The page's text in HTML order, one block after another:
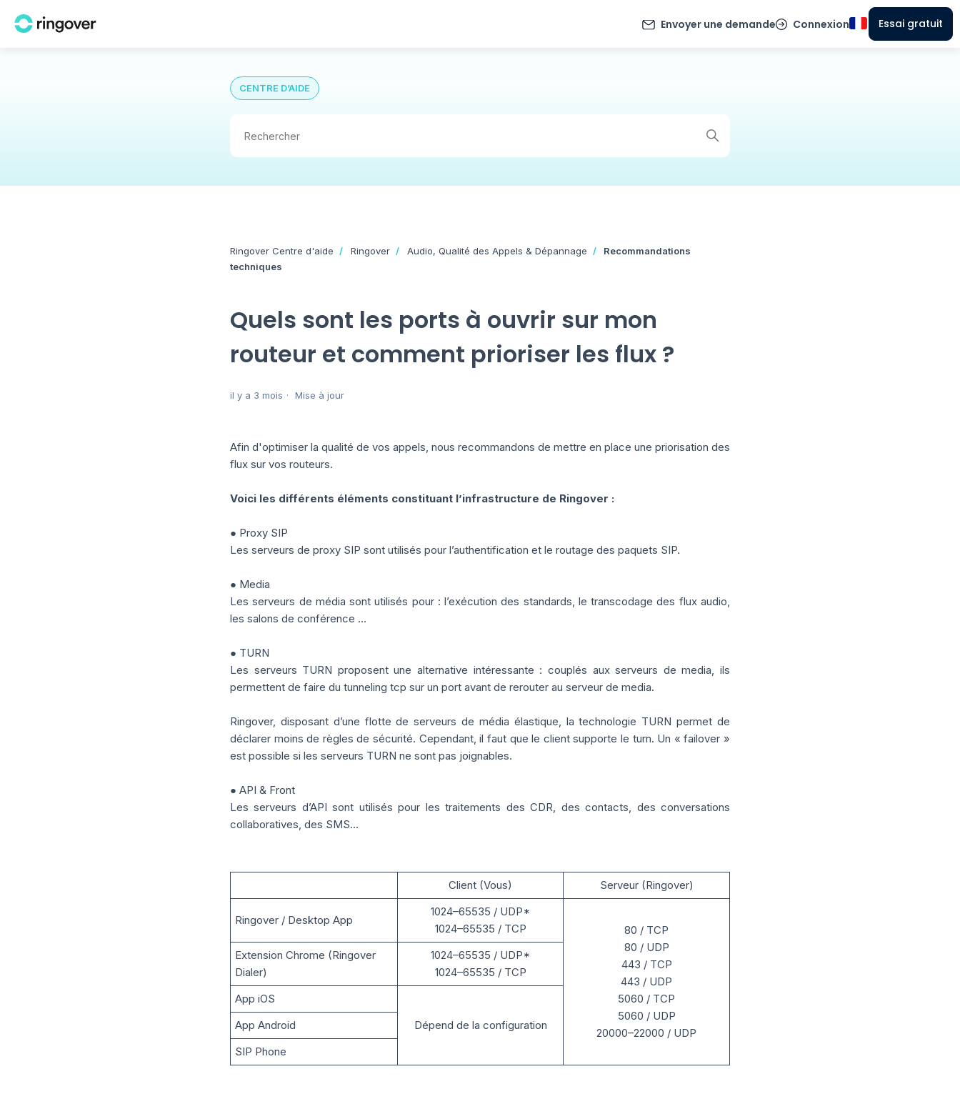
Envoyer une demande Connexion Essai gratuit
CENTRE D’AIDE
Ringover Centre d'aide Ringover Audio, Qualité des Appels & Dépannage
Recommandations
techniques
Quels sont les ports à ouvrir sur mon
routeur et comment prioriser les flux ?
il y a 3 mois Mise à jour
Afin d'optimiser la qualité de vos appels, nous recommandons de mettre en place une priorisation des
flux sur vos routeurs.
Voici les différents éléments constituant l’infrastructure de Ringover :
● Proxy SIP
Les serveurs de proxy SIP sont utilisés pour l’authentification et le routage des paquets SIP.
● Media
Les serveurs de média sont utilisés pour : l’exécution des standards, le transcodage des flux audio,
les salons de conférence …
● TURN
Les serveurs TURN proposent une alternative intéressante : couplés aux serveurs de media, ils
permettent de faire du tunneling tcp sur un port avant de rerouter au serveur de media.
Ringover, disposant d’une flotte de serveurs de média élastique, la technologie TURN permet de
déclarer moins de règles de sécurité. Cependant, il faut que le client supporte le turn. Un « failover »
est possible si les serveurs TURN ne sont pas joignables.
● API & Front
Les serveurs d’API sont utilisés pour les traitements des CDR, des contacts, des conversations
collaboratives, des SMS…
Client (Vous) Serveur (Ringover)
Ringover / Desktop App
1024–65535 / UDP*
1024–65535 / TCP
80 / TCP
80 / UDP
443 / TCP
443 / UDP
5060 / TCP
5060 / UDP
20000–22000 / UDP
Extension Chrome (Ringover
Dialer)
1024–65535 / UDP*
1024–65535 / TCP
App iOS
Dépend de la configuration
App Android
SIP Phone